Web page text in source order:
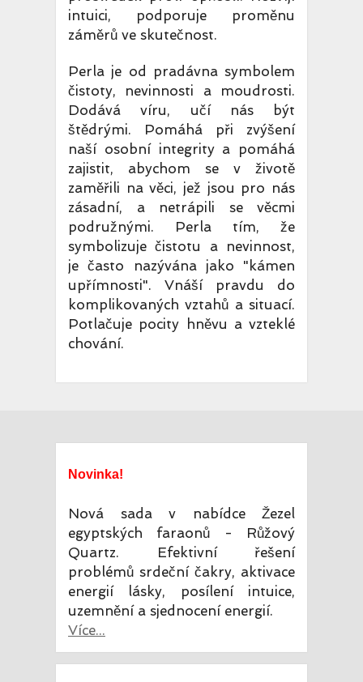
intuici, podporuje proměnu
záměrů ve skutečnost.
Perla je od pradávna symbolem
čistoty, nevinnosti a moudrosti.
Dodává víru, učí nás být
štědrými. Pomáhá při zvýšení
naší osobní integrity a pomáhá
zajistit, abychom se v životě
zaměřili na věci, jež jsou pro nás
zásadní, a netrápili se věcmi
podružnými. Perla tím, že
symbolizuje čistotu a nevinnost,
je často nazývána jako "kámen
upřímnosti". Vnáší pravdu do
komplikovaných vztahů a situací.
Potlačuje pocity hněvu a vzteklé
chování.
Novinka!
Nová sada v nabídce Žezel
egyptských faraonů - Růžový
Quartz. Efektivní řešení
problémů srdeční čakry, aktivace
energií lásky, posílení intuice,
uzemnění a sjednocení energií.
Více...